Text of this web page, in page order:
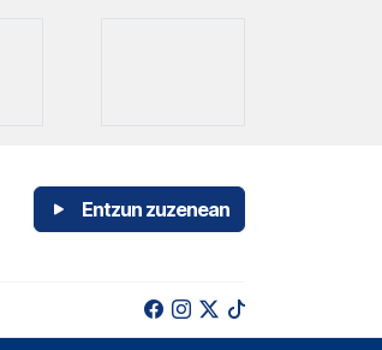
Entzun zuzenean